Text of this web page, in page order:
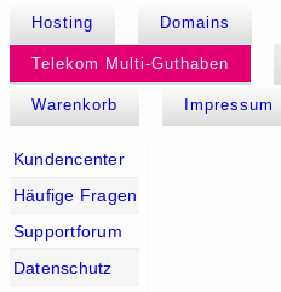
Hosting Domains
Telekom Multi-Guthaben
Warenkorb Impressum
Kundencenter
Häufige Fragen
Supportforum
Datenschutz